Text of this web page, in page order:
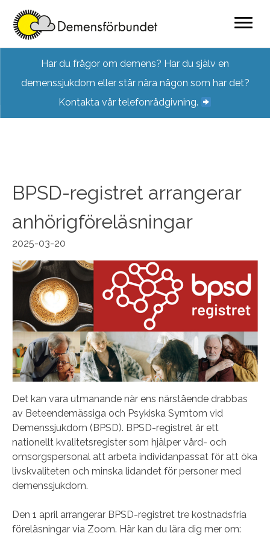
content
Har du frågor om demens? Har du själv en
demenssjukdom eller står nära någon som har det?
Kontakta vår telefonrådgivning.
BPSD-registret arrangerar
anhörigföreläsningar
2025-03-20
Det kan vara utmanande när ens närstående drabbas
av Beteendemässiga och Psykiska Symtom vid
Demenssjukdom (BPSD). BPSD-registret är ett
nationellt kvalitetsregister som hjälper vård- och
omsorgspersonal att arbeta individanpassat för att öka
livskvaliteten och minska lidandet för personer med
demenssjukdom.
Den 1 april arrangerar BPSD-registret tre kostnadsfria
föreläsningar via Zoom. Här kan du lära dig mer om: